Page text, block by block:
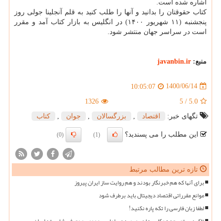
اشاره شده است.
کتاب حقوقتان را بدانید و آنها را طلب کنید به قلم آنجلینا جولی روز
پنجشنبه (۱۱ شهریور ۱۴۰۰) در انگلیس به بازار کتاب آمد و مقرر
است در سراسر جهان منتشر شود.
منبع: javanbin.ir
1400/06/14
10:05:07
5.0
/
5
1326
تگهای خبر:
اقتصاد بزرگسالان جوان كتاب
این مطلب را می پسندید؟ (1)
(0)
تازه ترین مطالب مرتبط
برای آنها که هم خبرنگار بودند و هم روایت ساز ایران پیروز
موانع مقرراتی اقتصاد دیجیتال باید برطرف شود
لطفا زبان فارسی را تکه پاره نکنید!